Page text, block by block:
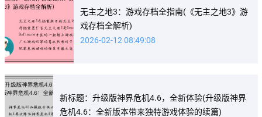
无主之地3：游戏存档全指南(《无主之地3》游
戏存档全解析)
2026-02-12 08:49:08
新标题：升级版神界危机4.6，全新体验(升级版神界
危机4.6：全新版本带来独特游戏体验的续篇)